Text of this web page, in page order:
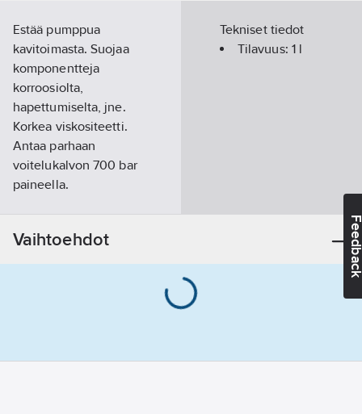
Estää pumppua
kavitoimasta. Suojaa
komponentteja
korroosiolta,
hapettumiselta, jne.
Korkea viskositeetti.
Antaa parhaan
voitelukalvon 700 bar
paineella.
tuotenumero:
04-HF-95X
Materiaaliluokka K0670B
Tekniset tiedot
Tilavuus: 1l
Vaihtoehdot